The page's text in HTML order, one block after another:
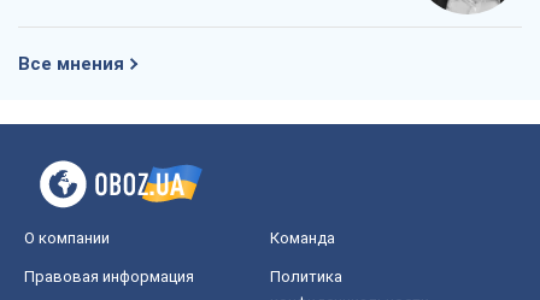
Все мнения
О компании Команда
Правовая информация
Политика